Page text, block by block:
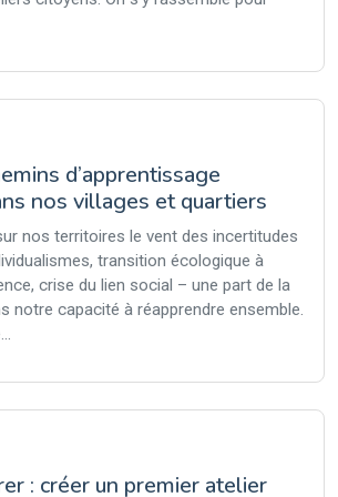
d’apprentissage
nos villages et quartiers
nos territoires le vent des incertitudes
transition écologique à
crise du lien social – une part de la
notre capacité à réapprendre ensemble.
: créer un premier atelier